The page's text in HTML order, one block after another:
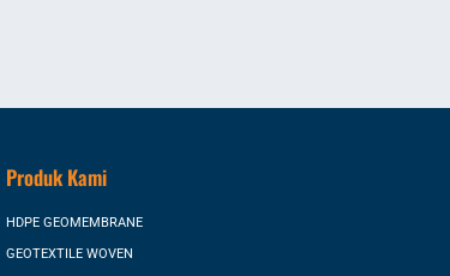
Produk Kami
HDPE GEOMEMBRANE
GEOTEXTILE WOVEN